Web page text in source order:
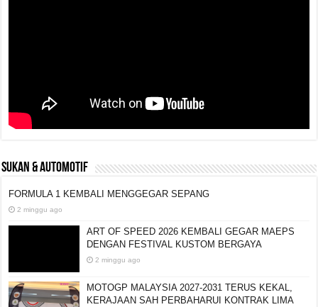
SUKAN & AUTOMOTIF
FORMULA 1 KEMBALI MENGGEGAR SEPANG
2 minggu ago
ART OF SPEED 2026 KEMBALI GEGAR MAEPS
DENGAN FESTIVAL KUSTOM BERGAYA
2 minggu ago
MOTOGP MALAYSIA 2027-2031 TERUS KEKAL,
KERAJAAN SAH PERBAHARUI KONTRAK LIMA